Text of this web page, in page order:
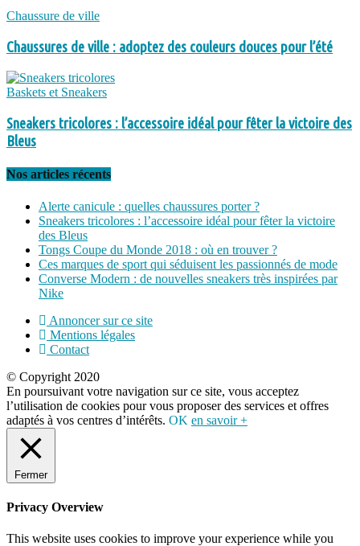
Chaussure de ville
Chaussures de ville : adoptez des couleurs douces pour l’été
Baskets et Sneakers
Sneakers tricolores : l’accessoire idéal pour fêter la victoire des
Bleus
Nos articles récents
Alerte canicule : quelles chaussures porter ?
Sneakers tricolores : l’accessoire idéal pour fêter la victoire
des Bleus
Tongs Coupe du Monde 2018 : où en trouver ?
Ces marques de sport qui séduisent les passionnés de mode
Converse Modern : de nouvelles sneakers très inspirées par
Nike
Annoncer sur ce site
Mentions légales
Contact
© Copyright 2020
En poursuivant votre navigation sur ce site, vous acceptez
l’utilisation de cookies pour vous proposer des services et offres
adaptés à vos centres d’intérêts. OK en savoir +
Fermer
Privacy Overview
This website uses cookies to improve your experience while you